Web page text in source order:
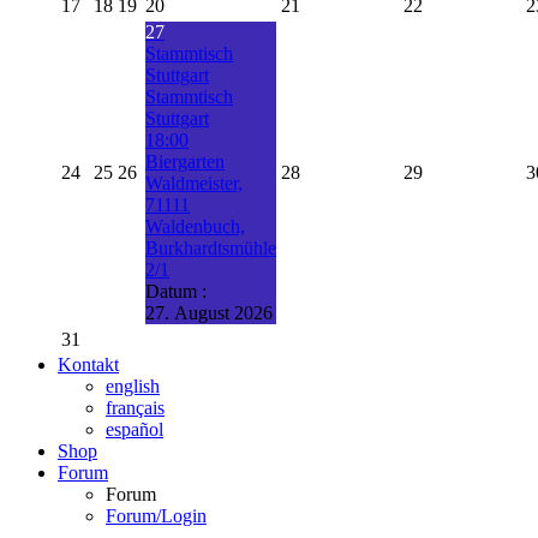
17 18 19 20 21 22
24 25 26
27
Stammtisch
Stuttgart
Stammtisch
Stuttgart
18:00
Biergarten
Waldmeister,
71111
Waldenbuch,
Burkhardtsmühle
2/1
Datum :
27. August 2026
28 29
31
Kontakt
english
français
español
Shop
Forum
Forum
Forum/Login